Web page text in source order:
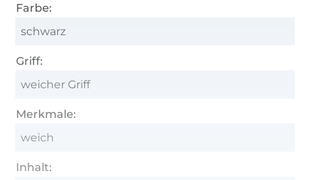
Farbe:
schwarz
Griff:
weicher Griff
Merkmale:
weich
Inhalt: